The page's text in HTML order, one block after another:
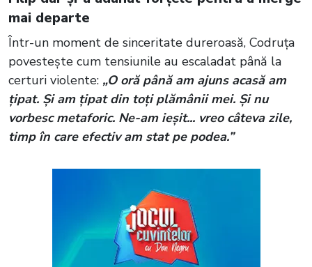
mai departe
Într-un moment de sinceritate dureroasă, Codruța
povestește cum tensiunile au escaladat până la
certuri violente: „O oră până am ajuns acasă am
țipat. Și am țipat din toți plămânii mei. Și nu
vorbesc metaforic. Ne-am ieșit... vreo câteva zile,
timp în care efectiv am stat pe podea.”